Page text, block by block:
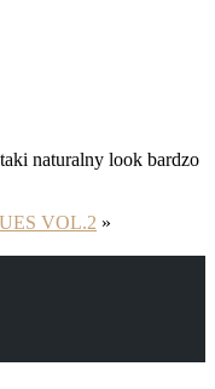
naturalny look bardzo
VOL.2 »